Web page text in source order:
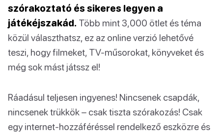
szórakoztató és sikeres legyen a
játékéjszakád. Több mint 3,000 ötlet és téma
közül választhatsz, ez az online verzió lehetővé
teszi, hogy filmeket, TV-műsorokat, könyveket és
még sok mást játssz el!
Ráadásul teljesen ingyenes! Nincsenek csapdák,
nincsenek trükkök – csak tiszta szórakozás! Csak
egy internet-hozzáféréssel rendelkező eszközre és